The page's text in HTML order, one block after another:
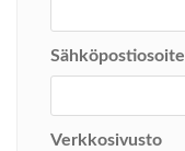
Sähköpostiosoite
Verkkosivusto